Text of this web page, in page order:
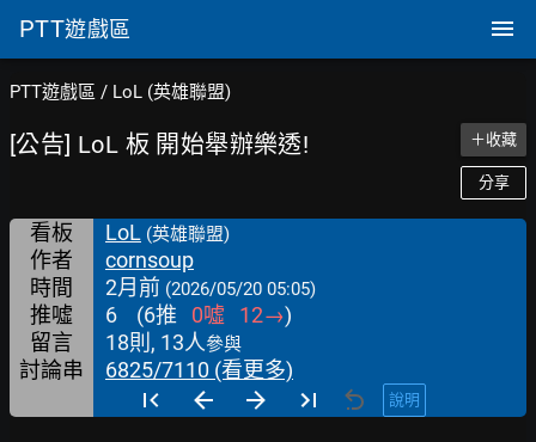
PTT遊戲區
PTT遊戲區 / LoL (英雄聯盟)
[公告] LoL 板 開始舉辦樂透! ＋收藏
分享
看板 LoL (英雄聯盟)
作者
cornsoup
時間
2月前 (2026/05/20 05:05)
推噓 6 (6推 0噓 12→)
留言
18則, 13人參與
討論串 6825/7110 (看更多)
說明